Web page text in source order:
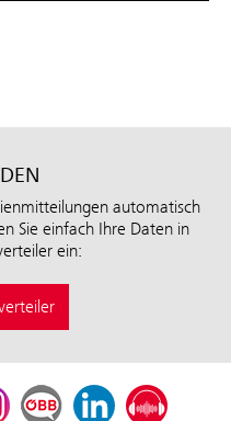
automatisch
Sie einfach Ihre Daten in
ein:
ÖBB Corporate Blog
LinkedInPodcast